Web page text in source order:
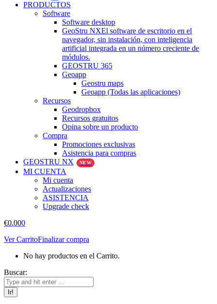
PRODUCTOS
Software
Software desktop
GeoStru NXEl software de escritorio en el
navegador, sin instalación, con inteligencia
artificial integrada en un número creciente de
módulos.
GEOSTRU 365
Geoapp
Geostru maps
Geoapp (Todas las aplicaciones)
Recursos
Geodropbox
Recursos gratuitos
Opina sobre un producto
Compra
Promociones exclusivas
Asistencia para compras
GEOSTRU NX
NEW
MI CUENTA
Mi cuenta
Actualizaciones
ASISTENCIA
Upgrade check
€0.000
Ver CarritoFinalizar compra
No hay productos en el Carrito.
Buscar: